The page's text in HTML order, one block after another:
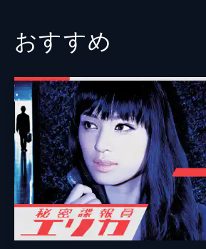
第3話 セクハラの餌食となった元AV女優
凛花は「六本木ゴージャス法律事務所」で働
本木に戻りたい凛花は嫉妬を覚える。そんな
ある日「JMエンタープライズ」に勤める
OL・沢井順子がセクハラ相談にやって来
る。
23分
第4話 女性蔑視！セクハラ隠蔽企業の闇
凛花は「JMエンタープライズ」の社内に蔓
延るセクハラを証明することができなかっ
た。OLの沢井順子は、会社を訴えようとし
たことで、過去に一度だけ出演したAV動画
しのぶ
美鈴花太郎
監督
脚本
おすすめ